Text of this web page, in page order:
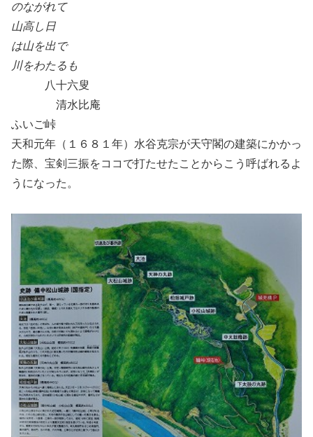
のながれて
山高し日
は山を出で
川をわたるも
八十六叟
清水比庵
ふいご峠
天和元年（１６８１年）水谷克宗が天守閣の建築にかかっ
た際、宝剣三振をココで打たせたことからこう呼ばれるよ
うになった。